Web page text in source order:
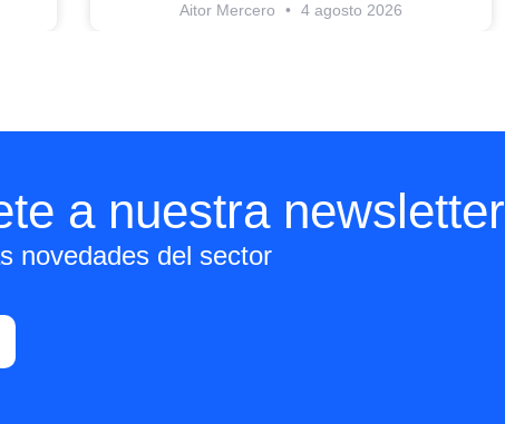
Aitor Mercero 4 agosto 2026
a nuestra newsletter
novedades del sector